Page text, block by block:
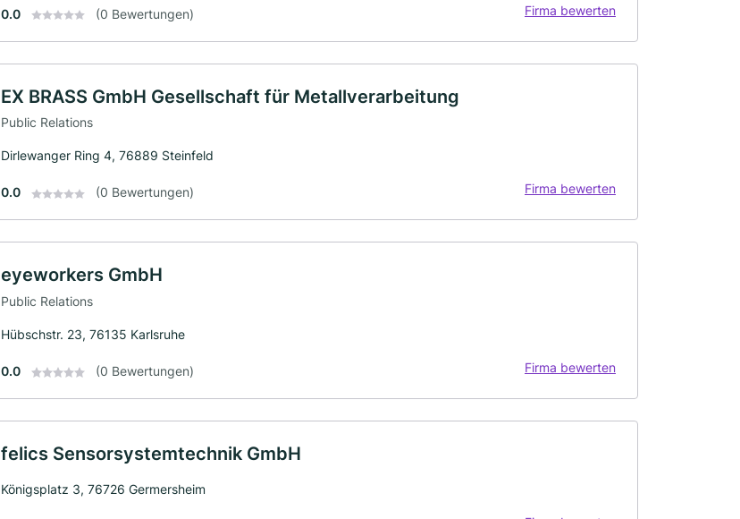
0.0 (0 Bewertungen) Firma bewerten
EX BRASS GmbH Gesellschaft für Metallverarbeitung
Public Relations
Dirlewanger Ring 4, 76889 Steinfeld
0.0 (0 Bewertungen) Firma bewerten
eyeworkers GmbH
Public Relations
Hübschstr. 23, 76135 Karlsruhe
0.0 (0 Bewertungen) Firma bewerten
felics Sensorsystemtechnik GmbH
Königsplatz 3, 76726 Germersheim